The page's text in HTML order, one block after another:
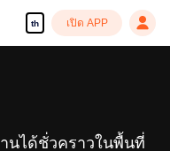
th เปิด APP
นได้ชั่วคราวในพื้นที่